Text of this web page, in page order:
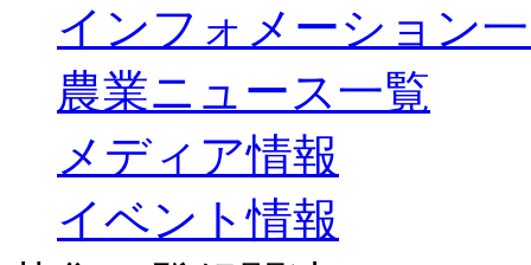
インフォメーション
農業ニュース一覧
メディア情報
イベント情報